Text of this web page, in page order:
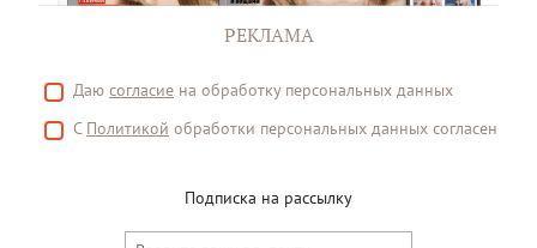
РЕКЛАМА
Даю согласие на обработку персональных данных
С Политикой обработки персональных данных согласен
Подписка на рассылку